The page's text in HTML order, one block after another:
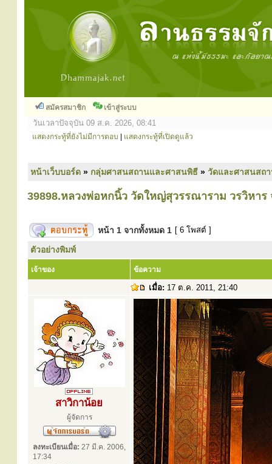
สมัครสมาชิก เข้าสู่ระบบ
วันเวลาปัจจุบัน 09 ส.ค. 2026, 08:41
แสดงกระทู้ที่ยังไม่มีการตอบ แสดงกระทู้ที่เปิดดูแล้ว
หน้าเว็บบอร์ด » กลุ่มศาสนสถานและศาสนพิธี » วัดและศาสนสถ
39898.หลวงพ่อหกนิ้ว วัดใหญ่สุวรรณาราม วรวิหาร
หน้า 1 จากทั้งหมด 1 [ 6 โพสต์ ]
ตัวอย่างพิมพ์
เจ้าของ ข้อความ
เมื่อ: 17 ต.ค. 2011, 21:40
สาวิกาน้อย
ผู้จัดการ
ลงทะเบียนเมื่อ: 27 มี.ค. 2006,
17:34